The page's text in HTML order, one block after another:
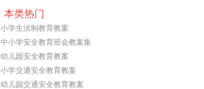
本类热门
小学生法制教育教案
中小学安全教育班会教案集
幼儿园安全教育教案
小学交通安全教育教案
幼儿园交通安全教育教案